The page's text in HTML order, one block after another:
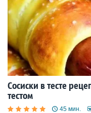
Сосиски в тесте
тестом
45 мин.